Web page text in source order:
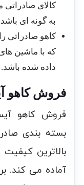
کالای
به گونه ای
کاهو صادراتی
که با ماشین
داده شده باشد.
فروش کاهو
فروش کاهو
بسته بندی
بالاترین
آماده می کند.